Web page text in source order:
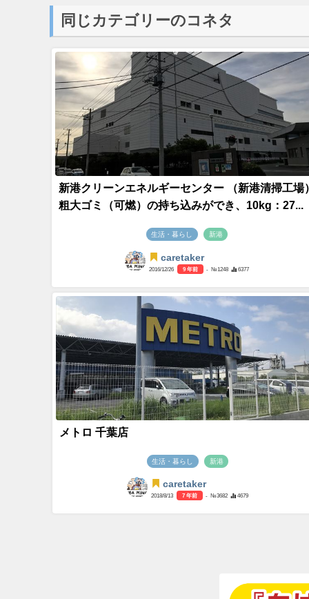
同じカテゴリーのコネタ
新港クリーンエネルギーセンター （新港清掃工場
粗大ゴミ（可燃）の持ち込みができ、10kg：27...
生活・暮らし 新港
caretaker
2016/12/26 9 年前 - №1248 6377
メトロ 千葉店
生活・暮らし 新港
caretaker
2018/8/13 7 年前 - №3682 4679